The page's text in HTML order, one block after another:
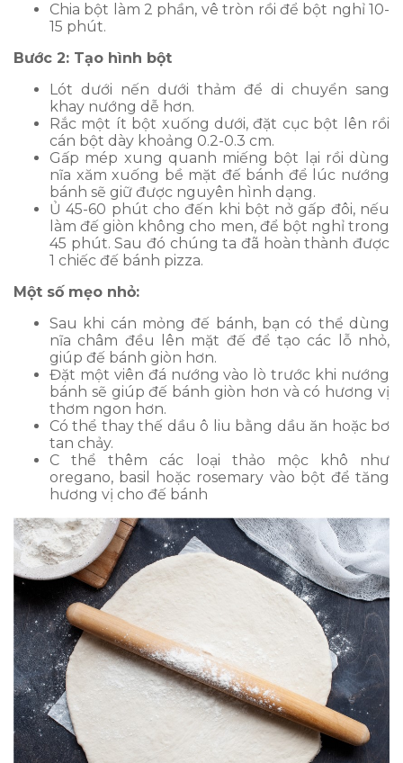
Chia bột làm 2 phần, vê tròn rồi để bột nghỉ 10-
15 phút.
Bước 2: Tạo hình bột
Lót dưới nến dưới thảm để di chuyển sang
khay nướng dễ hơn.
Rắc một ít bột xuống dưới, đặt cục bột lên rồi
cán bột dày khoảng 0.2-0.3 cm.
Gấp mép xung quanh miếng bột lại rồi dùng
nĩa xăm xuống bề mặt đế bánh để lúc nướng
bánh sẽ giữ được nguyên hình dạng.
Ủ 45-60 phút cho đến khi bột nở gấp đôi, nếu
làm đế giòn không cho men, để bột nghỉ trong
45 phút. Sau đó chúng ta đã hoàn thành được
1 chiếc đế bánh pizza.
Một số mẹo nhỏ:
Sau khi cán mỏng đế bánh, bạn có thể dùng
nĩa châm đều lên mặt đế để tạo các lỗ nhỏ,
giúp đế bánh giòn hơn.
Đặt một viên đá nướng vào lò trước khi nướng
bánh sẽ giúp đế bánh giòn hơn và có hương vị
thơm ngon hơn.
Có thể thay thế dầu ô liu bằng dầu ăn hoặc bơ
tan chảy.
C thể thêm các loại thảo mộc khô như
oregano, basil hoặc rosemary vào bột để tăng
hương vị cho đế bánh